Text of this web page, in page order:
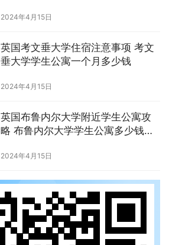
2024年4月15日
英国考文垂大学住宿注意事项 考文
垂大学学生公寓一个月多少钱
2024年4月15日
英国布鲁内尔大学附近学生公寓攻
略 布鲁内尔大学学生公寓多少钱一
2024年4月15日